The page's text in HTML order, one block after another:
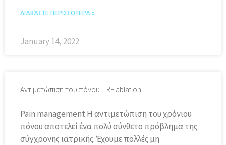
ΔΙΑΒΆΣΤΕ ΠΕΡΙΣΣΌΤΕΡΑ »
January 14, 2022
Αντιμετώπιση του πόνου – RF ablation
Pain management Η αντιμετώπιση του χρόνιου
πόνου αποτελεί ένα πολύ σύνθετο πρόβλημα της
σύγχρονης ιατρικής. Έχουμε πολλές μη